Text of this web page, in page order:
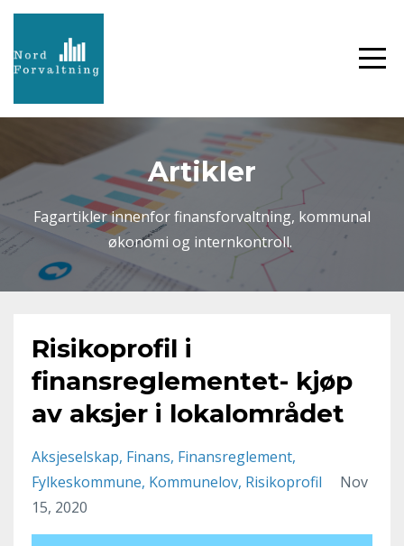
Artikler
Fagartikler innenfor finansforvaltning, kommunal
økonomi og internkontroll.
Risikoprofil i
finansreglementet- kjøp
av aksjer i lokalområdet
Aksjeselskap Finans Finansreglement
Fylkeskommune Kommunelov Risikoprofil
Nov
15, 2020